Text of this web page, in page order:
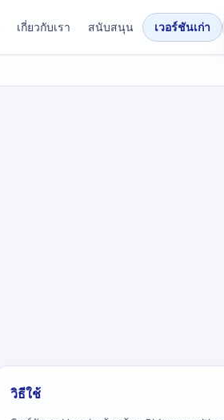
เกี่ยวกับเรา สนับสนุน เวอร์ชันเก่า
วิธีใช้